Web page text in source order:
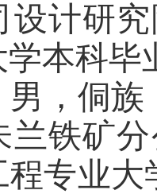
设计研
本科毕
男，侗族
兰铁矿
程专业